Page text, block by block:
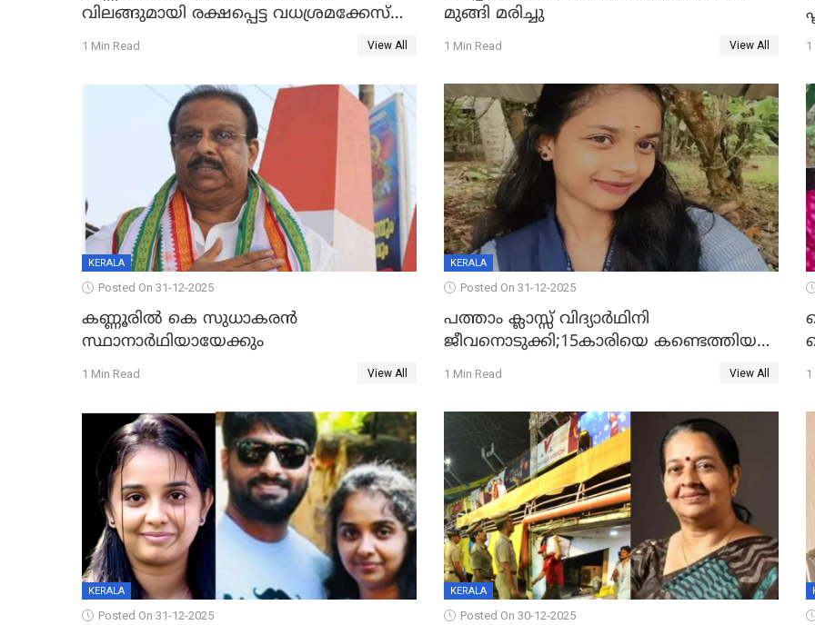
വിലങ്ങുമായി രക്ഷപ്പെട്ട വധശ്രമക്കേസ്
പ്രതി പിടിയിൽ
1 Min Read View All
മുങ്ങി മരിച്ചു
1 Min Read View All 1
KERALA
Posted On 31-12-2025
കണ്ണൂരിൽ കെ സുധാകരൻ
സ്ഥാനാർഥിയായേക്കും
1 Min Read View All
KERALA
Posted On 31-12-2025
പത്താം ക്ലാസ്സ് വിദ്യാര്‍ഥിനി
ജീവനൊടുക്കി;15കാരിയെ കണ്ടെത്തിയത്
കിടപ്പുമുറിയില്‍ തൂങ്ങി മരിച്ച നിലയിൽ
1 Min Read View All 1
KERALA
Posted On 31-12-2025
KERALA
Posted On 30-12-2025